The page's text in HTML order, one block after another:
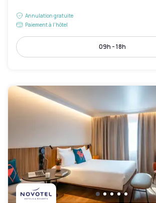
Annulation gratuite
Paiement à l'hôtel
09h - 18h